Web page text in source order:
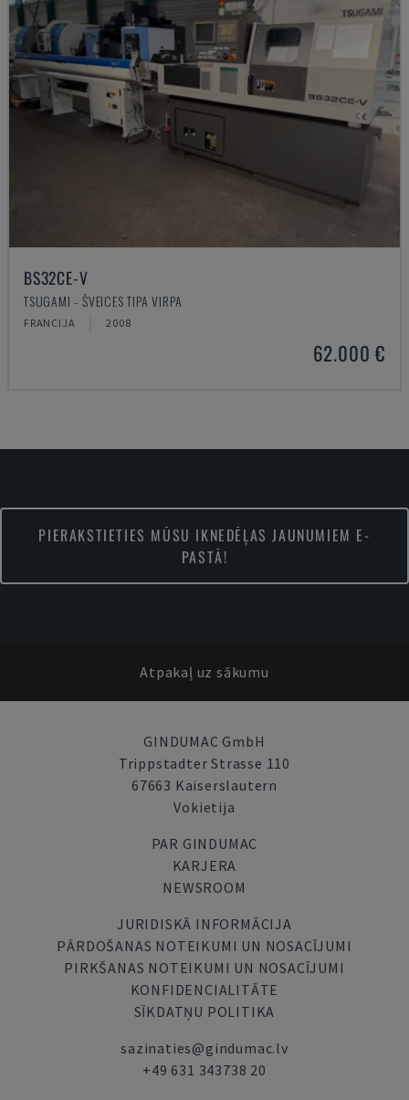
BS32CE-V
TSUGAMI - ŠVEICES TIPA VIRPA
FRANCIJA 2008
62.000 €
PIERAKSTIETIES MŪSU IKNEDĒĻAS JAUNUMIEM E-
PASTĀ!
Atpakaļ uz sākumu
GINDUMAC GmbH
Trippstadter Strasse 110
67663 Kaiserslautern
Vokietija
PAR GINDUMAC
KARJERA
NEWSROOM
JURIDISKĀ INFORMĀCIJA
PĀRDOŠANAS NOTEIKUMI UN NOSACĪJUMI
PIRKŠANAS NOTEIKUMI UN NOSACĪJUMI
KONFIDENCIALITĀTE
SĪKDATŅU POLITIKA
sazinaties@gindumac.lv
+49 631 343738 20